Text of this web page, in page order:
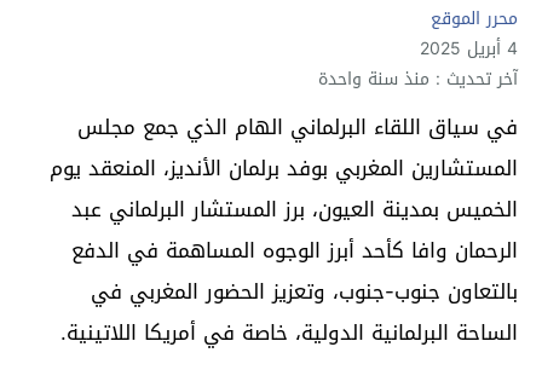
محرر الموقع
4 أبريل 2025
آخر تحديث : منذ سنة واحدة
في سياق اللقاء البرلماني الهام الذي جمع مجلس
المستشارين المغربي بوفد برلمان الأنديز، المنعقد يوم
الخميس بمدينة العيون، برز المستشار البرلماني عبد
الرحمان وافا كأحد أبرز الوجوه المساهمة في الدفع
بالتعاون جنوب-جنوب، وتعزيز الحضور المغربي في
الساحة البرلمانية الدولية، خاصة في أمريكا اللاتينية.